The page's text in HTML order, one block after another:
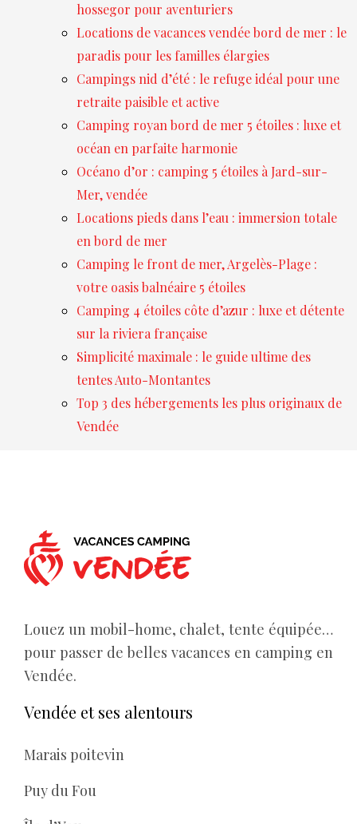
hossegor pour aventuriers
Locations de vacances vendée bord de mer : le
paradis pour les familles élargies
Campings nid d’été : le refuge idéal pour une
retraite paisible et active
Camping royan bord de mer 5 étoiles : luxe et
océan en parfaite harmonie
Océano d’or : camping 5 étoiles à Jard-sur-
Mer, vendée
Locations pieds dans l’eau : immersion totale
en bord de mer
Camping le front de mer, Argelès-Plage :
votre oasis balnéaire 5 étoiles
Camping 4 étoiles côte d’azur : luxe et détente
sur la riviera française
Simplicité maximale : le guide ultime des
tentes Auto-Montantes
Top 3 des hébergements les plus originaux de
Vendée
Louez un mobil-home, chalet, tente équipée…
pour passer de belles vacances en camping en
Vendée.
Vendée et ses alentours
Marais poitevin
Puy du Fou